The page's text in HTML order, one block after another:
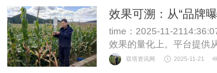
内容，为用户提供一站式
效果可溯：从“品牌
time：2025-11-
效果的量化上。平台提供
看到每个关键词、每条创
双塔资讯网 2025-11-21